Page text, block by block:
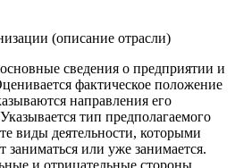
(описание отрасли)
сведения о предприятии и
фактическое положение
направления его
тип предполагаемого
виды деятельности, которыми
заниматься или уже занимается.
и отрицательные стороны